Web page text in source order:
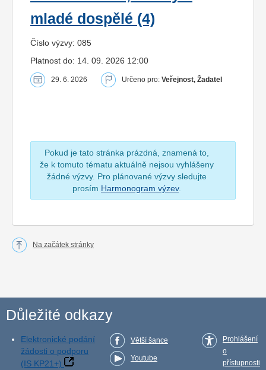
mladé dospělé (4)
Číslo výzvy: 085
Platnost do: 14. 09. 2026 12:00
29. 6. 2026 Určeno pro: Veřejnost, Žadatel
Pokud je tato stránka prázdná, znamená to,
že k tomuto tématu aktuálně nejsou vyhlášeny
žádné výzvy. Pro plánované výzvy sledujte
prosím Harmonogram výzev.
Na začátek stránky
Důležité odkazy
Elektronické podání
žádosti o podporu
(IS KP21+)
Větší šance
Youtube
Prohlášení
o
přístupnosti